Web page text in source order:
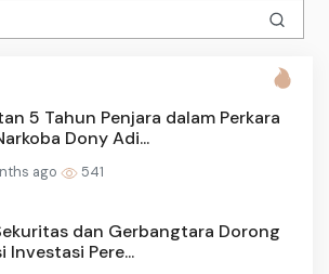
5 Tahun Penjara dalam Perkara
Dony Adi...
ago 541
dan Gerbangtara Dorong
Investasi Pere...